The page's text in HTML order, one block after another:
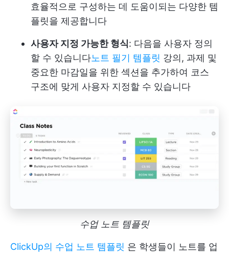
효율적으로 구성하는 데 도움이되는 다양한 템
플릿을 제공합니다
사용자 지정 가능한 형식: 다음을 사용자 정의
할 수 있습니다노트 필기 템플릿 강의, 과제 및
중요한 마감일을 위한 섹션을 추가하여 코스
구조에 맞게 사용자 지정할 수 있습니다
수업 노트 템플릿
ClickUp의 수업 노트 템플릿 은 학생들이 노트를 업